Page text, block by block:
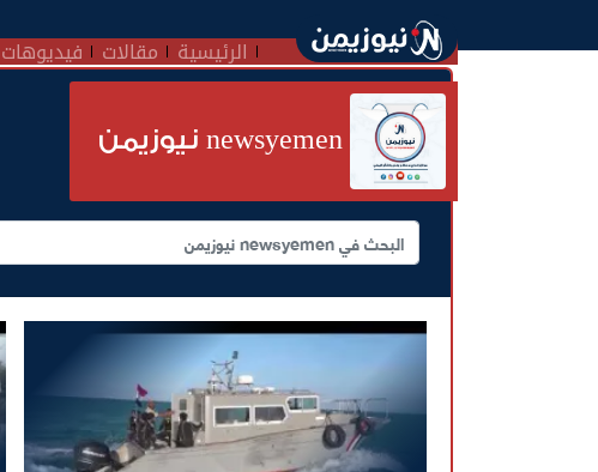
الرئيسية مقالات فيديوهات